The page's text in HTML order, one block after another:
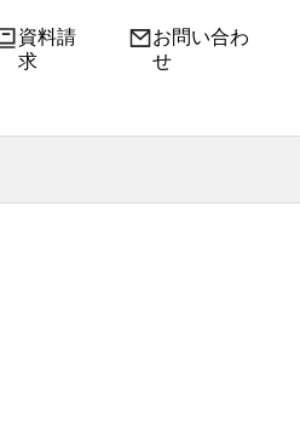
資料請
求
お問い合わ
せ